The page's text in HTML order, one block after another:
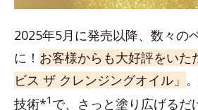
2025年5月に発売以降、数々の
に！ お客様からも大好評をいた
ビス ザ クレンジングオイル」
技術*1 で、さっと塗り広げるだ